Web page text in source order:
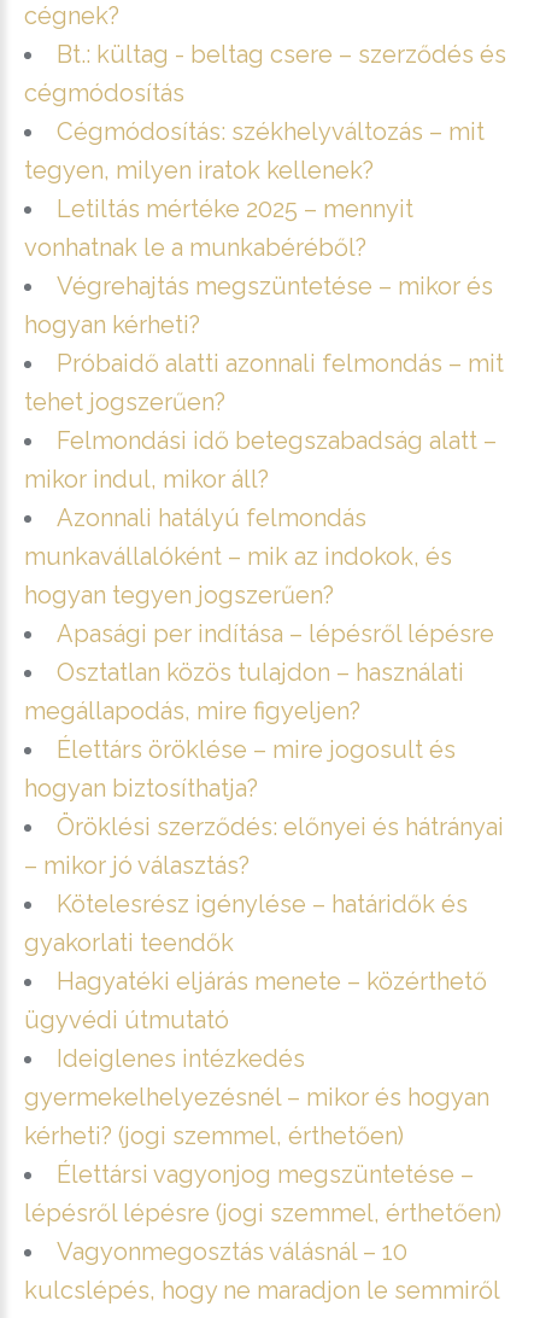
cégnek?
Bt.: kültag - beltag csere – szerződés és
cégmódosítás
Cégmódosítás: székhelyváltozás – mit
tegyen, milyen iratok kellenek?
Letiltás mértéke 2025 – mennyit
vonhatnak le a munkabéréből?
Végrehajtás megszüntetése – mikor és
hogyan kérheti?
Próbaidő alatti azonnali felmondás – mit
tehet jogszerűen?
Felmondási idő betegszabadság alatt –
mikor indul, mikor áll?
Azonnali hatályú felmondás
munkavállalóként – mik az indokok, és
hogyan tegyen jogszerűen?
Apasági per indítása – lépésről lépésre
Osztatlan közös tulajdon – használati
megállapodás, mire figyeljen?
Élettárs öröklése – mire jogosult és
hogyan biztosíthatja?
Öröklési szerződés: előnyei és hátrányai
– mikor jó választás?
Kötelesrész igénylése – határidők és
gyakorlati teendők
Hagyatéki eljárás menete – közérthető
ügyvédi útmutató
Ideiglenes intézkedés
gyermekelhelyezésnél – mikor és hogyan
kérheti? (jogi szemmel, érthetően)
Élettársi vagyonjog megszüntetése –
lépésről lépésre (jogi szemmel, érthetően)
Vagyonmegosztás válásnál – 10
kulcslépés, hogy ne maradjon le semmiről